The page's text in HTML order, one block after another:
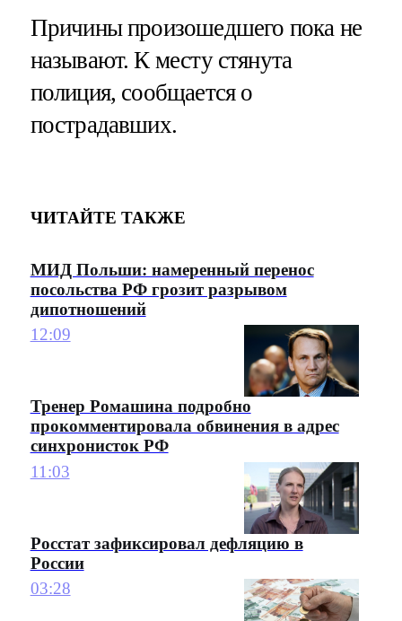
Причины произошедшего пока не
называют. К месту стянута
полиция, сообщается о
пострадавших.
ЧИТАЙТЕ ТАКЖЕ
МИД Польши: намеренный перенос
посольства РФ грозит разрывом
дипотношений
12:09
Тренер Ромашина подробно
прокомментировала обвинения в адрес
синхронисток РФ
11:03
Росстат зафиксировал дефляцию в
России
03:28